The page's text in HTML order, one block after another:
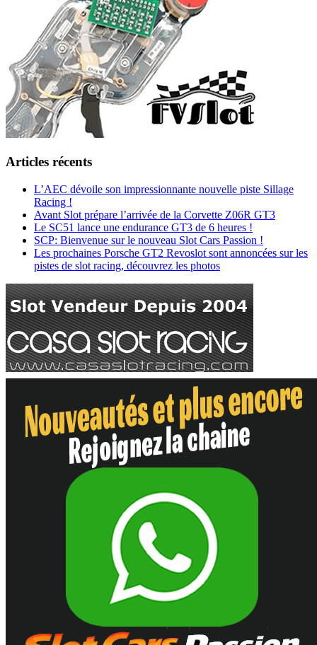
Articles récents
L’AEC dévoile son impressionnante nouvelle piste Sillage
Racing !
Avant Slot prépare l’arrivée de la Corvette Z06R GT3
Le SC51 lance une endurance GT3 de 6 heures !
SCP: Bienvenue sur le nouveau Slot Cars Passion !
Les prochaines Porsche GT2 Revoslot sont annoncées sur les
pistes de slot racing, découvrez les photos